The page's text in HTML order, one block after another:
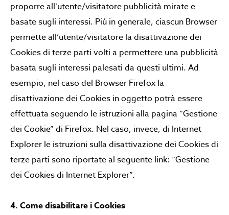
proporre all’utente/visitatore pubblicità mirate e
basate sugli interessi. Più in generale, ciascun Browser
permette all’utente/visitatore la disattivazione dei
Cookies di terze parti volti a permettere una pubblicità
basata sugli interessi palesati da questi ultimi. Ad
esempio, nel caso del Browser Firefox la
disattivazione dei Cookies in oggetto potrà essere
effettuata seguendo le istruzioni alla pagina “Gestione
dei Cookie” di Firefox. Nel caso, invece, di Internet
Explorer le istruzioni sulla disattivazione dei Cookies di
terze parti sono riportate al seguente link: “Gestione
dei Cookies di Internet Explorer”.
4. Come disabilitare i Cookies